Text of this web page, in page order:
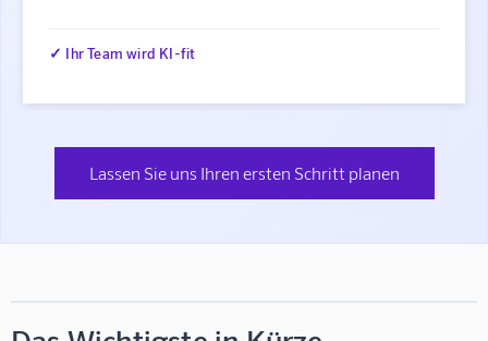
✓ Ihr Team wird KI-fit
Lassen Sie uns Ihren ersten Schritt planen